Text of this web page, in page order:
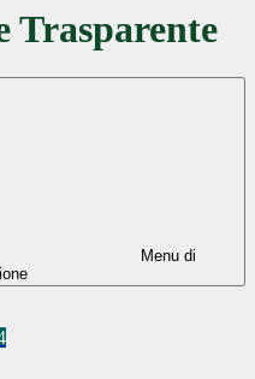
Trasparente
Menu di